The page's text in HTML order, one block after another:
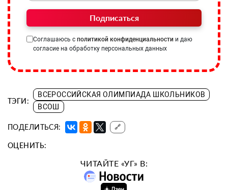
Подписаться
Соглашаюсь с политикой конфиденциальности и даю
согласие на обработку персональных данных
ТЭГИ:
ВСЕРОССИЙСКАЯ ОЛИМПИАДА ШКОЛЬНИКОВ
ВСОШ
ПОДЕЛИТЬСЯ: 🔗
ОЦЕНИТЬ:
ЧИТАЙТЕ «УГ» В: